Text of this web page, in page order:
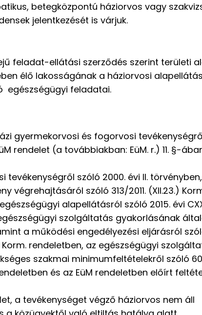
betegközpontú háziorvos vagy
jelentkezését is várjuk.
feladat-ellátási szerződés szerint területi
élő lakosságának a háziorvosi alapellátás
egészségügyi feladatai.
gyermekorvosi és fogorvosi
rendelet (a továbbiakban: EüM. r.) 11. §-
tevékenységről szóló 2000. évi II. törvényben,
végrehajtásáról szóló 313/2011. (XII.23.)
alapellátásról szóló 2015. évi
szolgáltatás gyakorlásának
a működési engedélyezési eljárásról
Korm. rendeletben, az egészségügyi
szakmai minimumfeltételekről szóló
és az EüM rendeletben előírt
a tevékenységet végző háziorvos nem áll